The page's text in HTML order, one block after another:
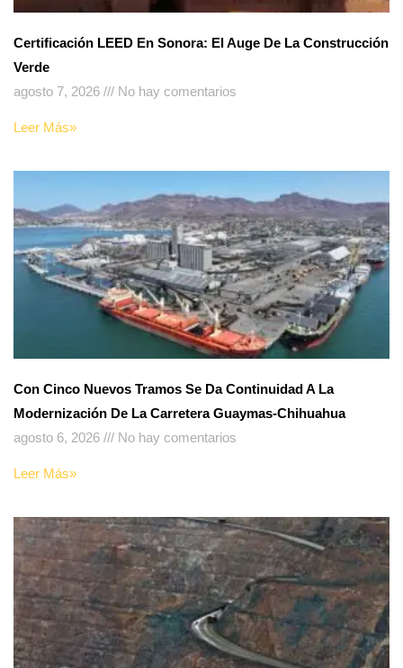
Certificación LEED En Sonora: El Auge De La Construcción
Verde
agosto 7, 2026
No hay comentarios
Leer Más»
Con Cinco Nuevos Tramos Se Da Continuidad A La
Modernización De La Carretera Guaymas-Chihuahua
agosto 6, 2026
No hay comentarios
Leer Más»